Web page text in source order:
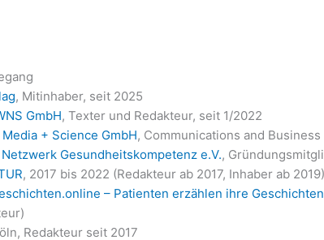
, Mitinhaber, seit 2025
GmbH, Texter und Redakteur, seit 1/2022
Media + Science GmbH, Communications and
Gesundheitskompetenz e.V.,
, 2017 bis 2022 (Redakteur ab 2017, Inhaber ab 2019)
– Patienten erzählen ihre Geschichten
Redakteur seit 2017